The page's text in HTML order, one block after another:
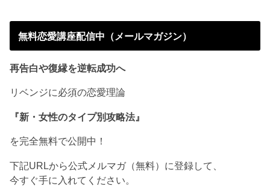
無料恋愛講座配信中（メールマガジン）
再告白や復縁を逆転成功へ
リベンジに必須の恋愛理論
『新・女性のタイプ別攻略法』
を完全無料で公開中！
下記URLから公式メルマガ（無料）に登録して、
今すぐ手に入れてください。